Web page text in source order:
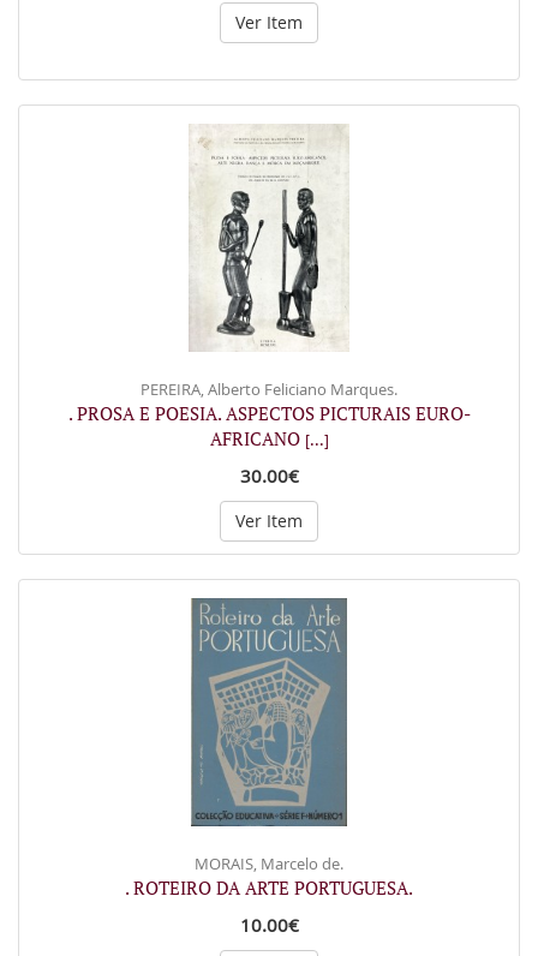
Ver Item
PEREIRA, Alberto Feliciano Marques.
. PROSA E POESIA. ASPECTOS PICTURAIS EURO-
AFRICANO [...]
30.00€
Ver Item
MORAIS, Marcelo de.
. ROTEIRO DA ARTE PORTUGUESA.
10.00€